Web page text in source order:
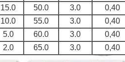
15.0 50.0 3.0 0,40
10.0 55.0 3.0 0,40
5.0 60.0 3.0 0,40
2.0 65.0 3.0 0,40